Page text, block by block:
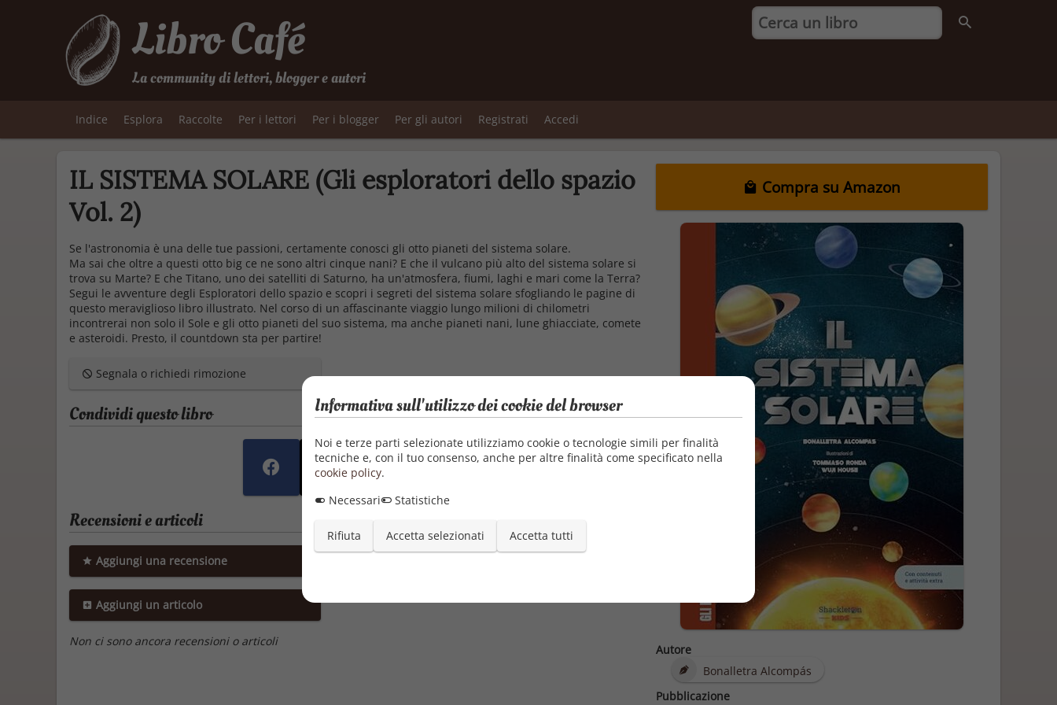
Libro Café
La community di lettori, blogger e autori
Indice Esplora Raccolte Per i lettori Per i blogger Per gli autori Registrati Accedi
IL SISTEMA SOLARE (Gli esploratori dello spazio
Vol. 2)
Compra su Amazon
Autore
Bonalletra Alcompás
Pubblicazione
Se l'astronomia è una delle tue passioni, certamente conosci gli otto pianeti del sistema solare.
Ma sai che oltre a questi otto big ce ne sono altri cinque nani? E che il vulcano più alto del sistema solare si
trova su Marte? E che Titano, uno dei satelliti di Saturno, ha un'atmosfera, fiumi, laghi e mari come la Terra?
Segui le avventure degli Esploratori dello spazio e scopri i segreti del sistema solare sfogliando le pagine di
questo meraviglioso libro illustrato. Nel corso di un affascinante viaggio lungo milioni di chilometri
incontrerai non solo il Sole e gli otto pianeti del suo sistema, ma anche pianeti nani, lune ghiacciate, comete
e asteroidi. Presto, il countdown sta per partire!
Segnala o richiedi rimozione
Condividi questo libro
Recensioni e articoli
Aggiungi una recensione
Aggiungi un articolo
Non ci sono ancora recensioni o articoli
Informativa sull'utilizzo dei cookie del browser
Noi e terze parti selezionate utilizziamo cookie o tecnologie simili per finalità
tecniche e, con il tuo consenso, anche per altre finalità come specificato nella
cookie policy.
Necessari
Statistiche
Rifiuta Accetta selezionati Accetta tutti